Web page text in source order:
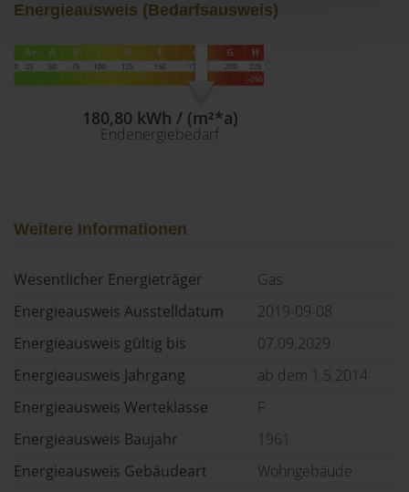
Energieausweis (Bedarfsausweis)
180,80 kWh / (m²*a)
Endenergiebedarf
Weitere Informationen
Wesentlicher Energieträger
Gas
Energieausweis Ausstelldatum
2019-09-08
Energieausweis gültig bis
07.09.2029
Energieausweis Jahrgang
ab dem 1.5.2014
Energieausweis Werteklasse
F
Energieausweis Baujahr
1961
Energieausweis Gebäudeart
Wohngebäude